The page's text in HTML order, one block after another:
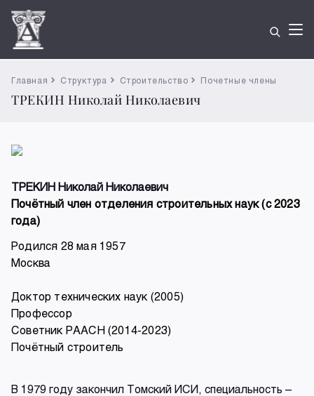
Главная Структура Строительство Почетные члены
ТРЕКИН Николай Николаевич
ТРЕКИН Николай Николаевич
Почётный член отделения строительных наук (с 2023
года)
Родился 28 мая 1957
Москва
Доктор технических наук (2005)
Профессор
Советник РААСН (2014-2023)
Почётный строитель
В 1979 году закончил Томский ИСИ, специальность –